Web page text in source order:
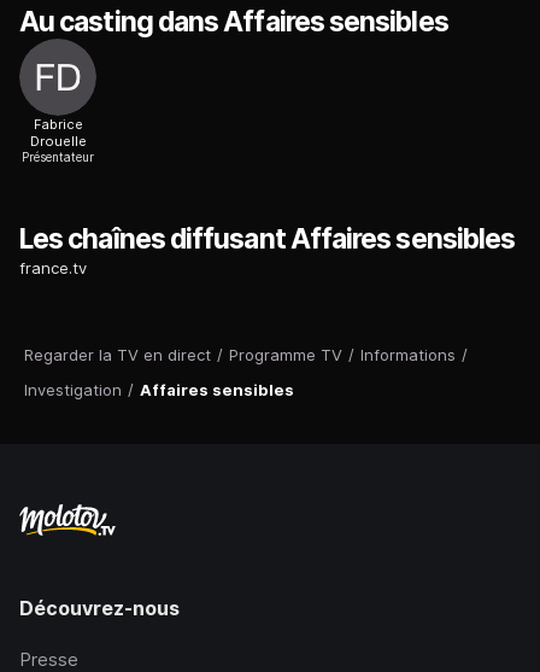
Regarder la TV en direct / Programme TV / Informations /
Investigation / Affaires sensibles
Au casting dans Affaires sensibles
Fabrice
Drouelle
Présentateur
Les chaînes diffusant Affaires sensibles
france.tv
Découvrez-nous
Presse